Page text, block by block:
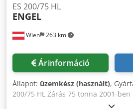
Wien 263 km
ES 200/75 HL
ENGEL
Árinformáció
Állapot: üzemkész (használt),
200/75 HL Zárás 75 tonna 2001-